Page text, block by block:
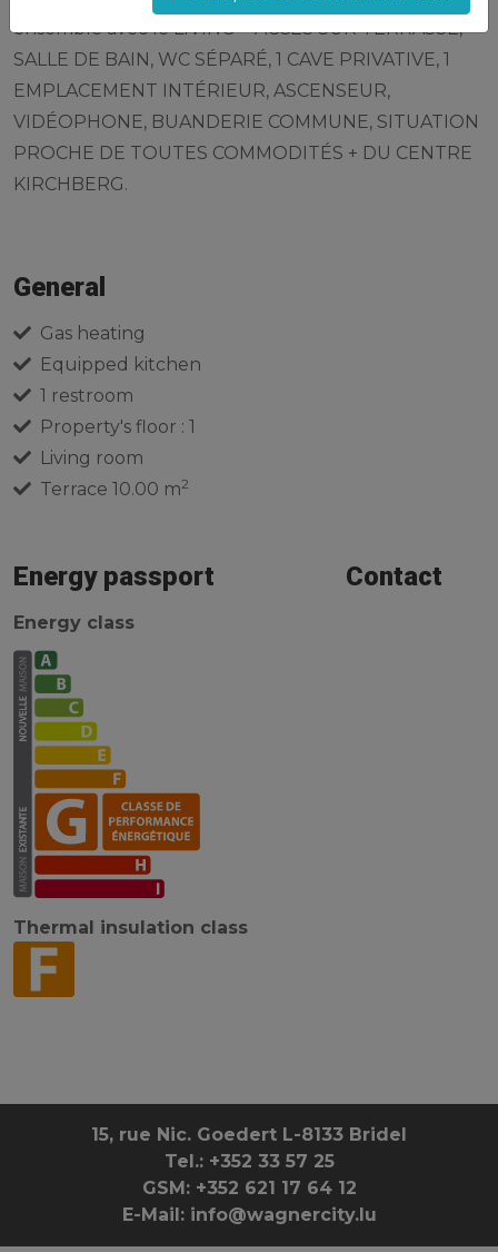
ensemble avec le LIVING + ACCÈS SUR TERRASSE,
SALLE DE BAIN, WC SÉPARÉ, 1 CAVE PRIVATIVE, 1
EMPLACEMENT INTÉRIEUR, ASCENSEUR,
VIDÉOPHONE, BUANDERIE COMMUNE, SITUATION
PROCHE DE TOUTES COMMODITÉS + DU CENTRE
KIRCHBERG.
General
Gas heating
Equipped kitchen
1 restroom
Property's floor : 1
Living room
Terrace 10.00 m2
Energy passport Contact
Energy class
Thermal insulation class
15, rue Nic. Goedert L-8133 Bridel
Tel.: +352 33 57 25
GSM: +352 621 17 64 12
E-Mail: info@wagnercity.lu